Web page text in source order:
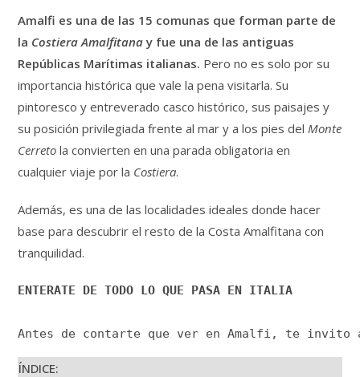
Amalfi es una de las 15 comunas que forman parte de
la Costiera Amalfitana y fue una de las antiguas
Repúblicas Marítimas italianas. Pero no es solo por su
importancia histórica que vale la pena visitarla. Su
pintoresco y entreverado casco histórico, sus paisajes y
su posición privilegiada frente al mar y a los pies delMonte
Cerreto la convierten en una parada obligatoria en
cualquier viaje por la Costiera.
Además, es una de las localidades ideales donde hacer
base para descubrir el resto de la Costa Amalfitana con
tranquilidad.
ENTERATE DE TODO LO QUE PASA EN ITALIA
Antes de contarte que ver en Amalfi, te
ÍNDICE: